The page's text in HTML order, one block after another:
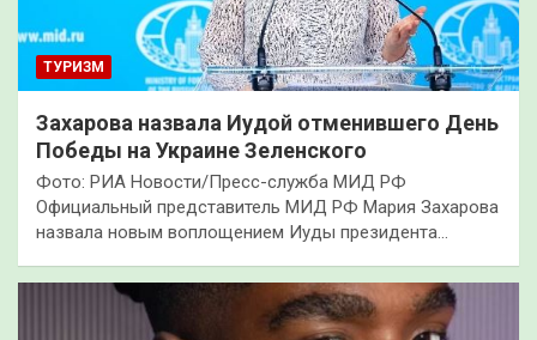
ТУРИЗМ
Захарова назвала Иудой отменившего День
Победы на Украине Зеленского
Фото: РИА Новости/Пресс-служба МИД РФ
Официальный представитель МИД РФ Мария Захарова
назвала новым воплощением Иуды президента…